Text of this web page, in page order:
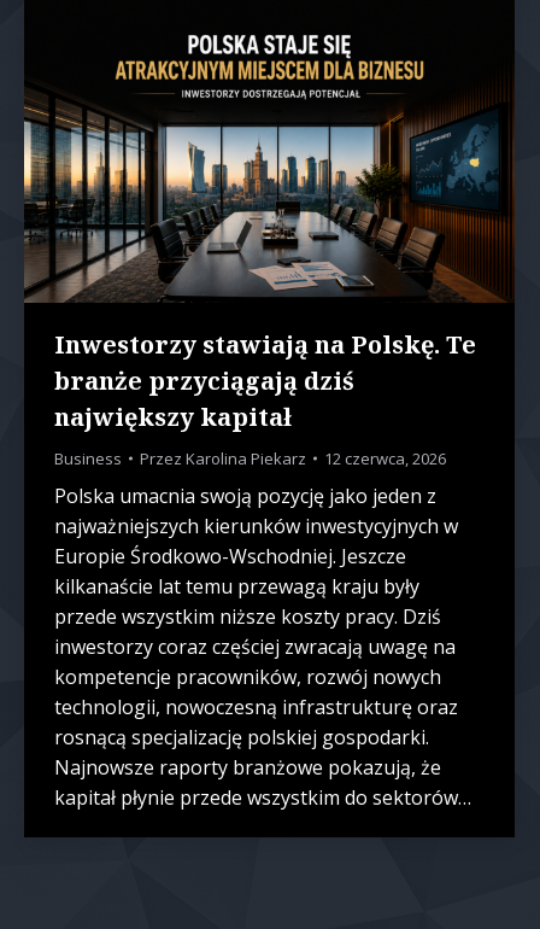
Inwestorzy stawiają na Polskę. Te
branże przyciągają dziś
największy kapitał
Business Przez Karolina Piekarz 12 czerwca, 2026
Polska umacnia swoją pozycję jako jeden z
najważniejszych kierunków inwestycyjnych w
Europie Środkowo-Wschodniej. Jeszcze
kilkanaście lat temu przewagą kraju były
przede wszystkim niższe koszty pracy. Dziś
inwestorzy coraz częściej zwracają uwagę na
kompetencje pracowników, rozwój nowych
technologii, nowoczesną infrastrukturę oraz
rosnącą specjalizację polskiej gospodarki.
Najnowsze raporty branżowe pokazują, że
kapitał płynie przede wszystkim do sektorów…